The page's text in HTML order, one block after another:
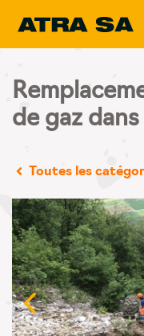
de gaz
Toutes les